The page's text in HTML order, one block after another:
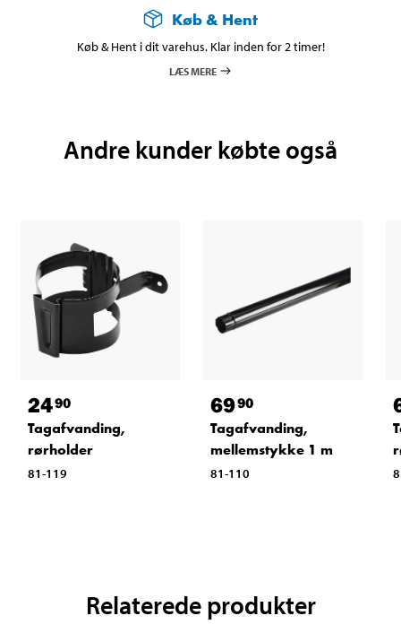
Køb & Hent
Køb & Hent i dit varehus. Klar inden for 2 timer!
LÆS MERE
Andre kunder købte også
2490
Tagafvanding,
rørholder
81-119
6990
Tagafvanding,
mellemstykke 1 m
81-110
Relaterede produkter